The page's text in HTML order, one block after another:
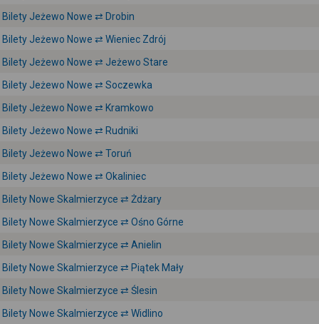
Bilety Jeżewo Nowe ⇄ Drobin
Bilety Jeżewo Nowe ⇄ Wieniec Zdrój
Bilety Jeżewo Nowe ⇄ Jeżewo Stare
Bilety Jeżewo Nowe ⇄ Soczewka
Bilety Jeżewo Nowe ⇄ Kramkowo
Bilety Jeżewo Nowe ⇄ Rudniki
Bilety Jeżewo Nowe ⇄ Toruń
Bilety Jeżewo Nowe ⇄ Okaliniec
Bilety Nowe Skalmierzyce ⇄ Żdżary
Bilety Nowe Skalmierzyce ⇄ Ośno Górne
Bilety Nowe Skalmierzyce ⇄ Anielin
Bilety Nowe Skalmierzyce ⇄ Piątek Mały
Bilety Nowe Skalmierzyce ⇄ Ślesin
Bilety Nowe Skalmierzyce ⇄ Widlino